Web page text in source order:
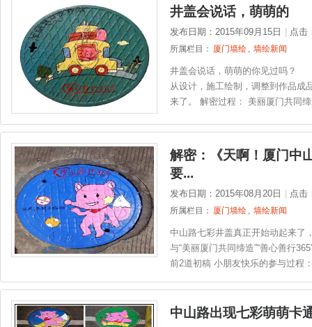
井盖会说话，萌萌的
发布日期：2015年09月15日 点击
所属栏目： 厦门墙绘 , 墙绘新闻
井盖会说话，萌萌的你见过吗？
从设计，施工绘制，调整到作品成
来了。 解密过程： 美丽厦门共同
解密：《天啊！厦门中
要...
发布日期：2015年08月20日 点击
所属栏目： 厦门墙绘 , 墙绘新闻
中山路七彩井盖真正开始动起来了
与“美丽厦门共同缔造”“善心善行
前2道初稿 小朋友快乐的参与过程
中山路出现七彩萌萌卡